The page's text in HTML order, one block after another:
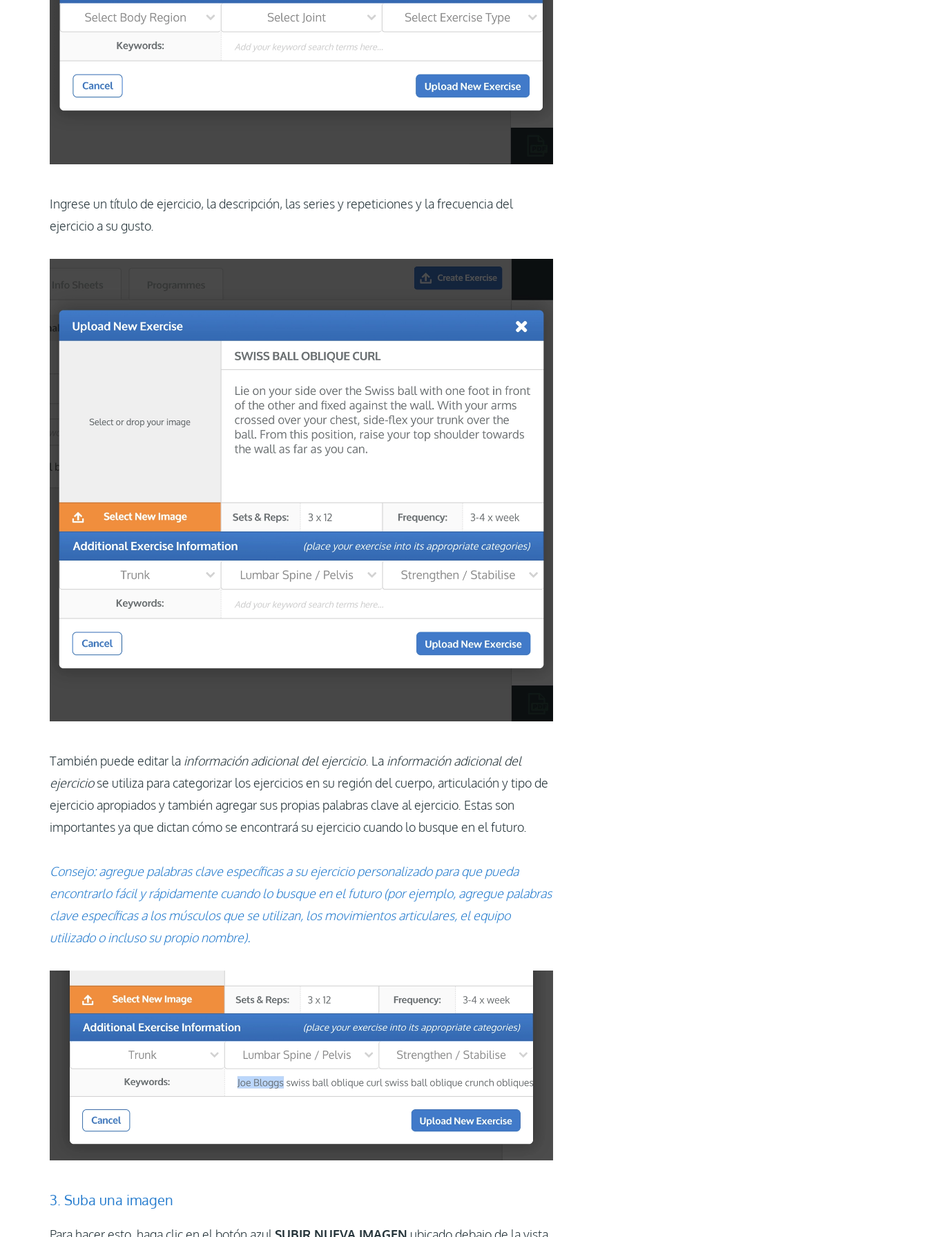
Ingrese un título de ejercicio, la descripción, las series y repeticiones y la frecuencia del
ejercicio a su gusto.
También puede editar la información adicional del ejercicio. La información adicional del
ejerciciose utiliza para categorizar los ejercicios en su región del cuerpo, articulación y tipo de
ejercicio apropiados y también agregar sus propias palabras clave al ejercicio. Estas son
importantes ya que dictan cómo se encontrará su ejercicio cuando lo busque en el futuro.
Consejo: agregue palabras clave específicas a su ejercicio personalizado para que pueda
encontrarlo fácil y rápidamente cuando lo busque en el futuro (por ejemplo, agregue palabras
clave específicas a los músculos que se utilizan, los movimientos articulares, el equipo
utilizado o incluso su propio nombre).
3. Suba una imagen